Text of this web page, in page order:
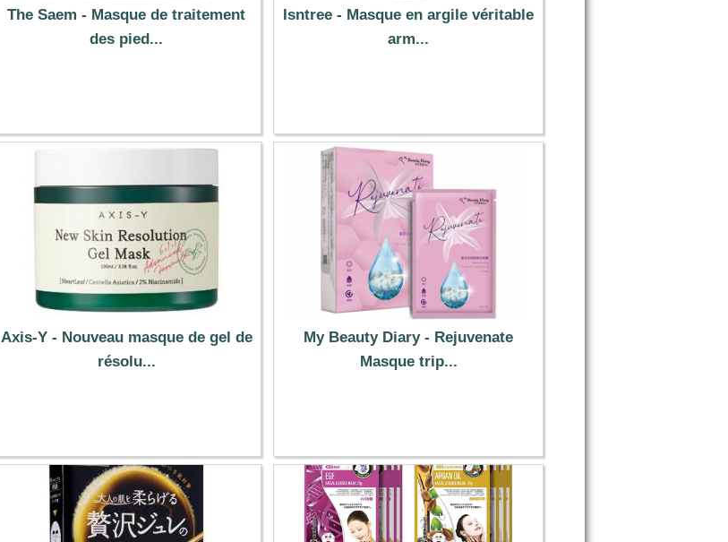
The Saem - Masque de traitement
des pied...
Isntree - Masque en argile véritable
arm...
Axis-Y - Nouveau masque de gel de
résolu...
My Beauty Diary - Rejuvenate
Masque trip...